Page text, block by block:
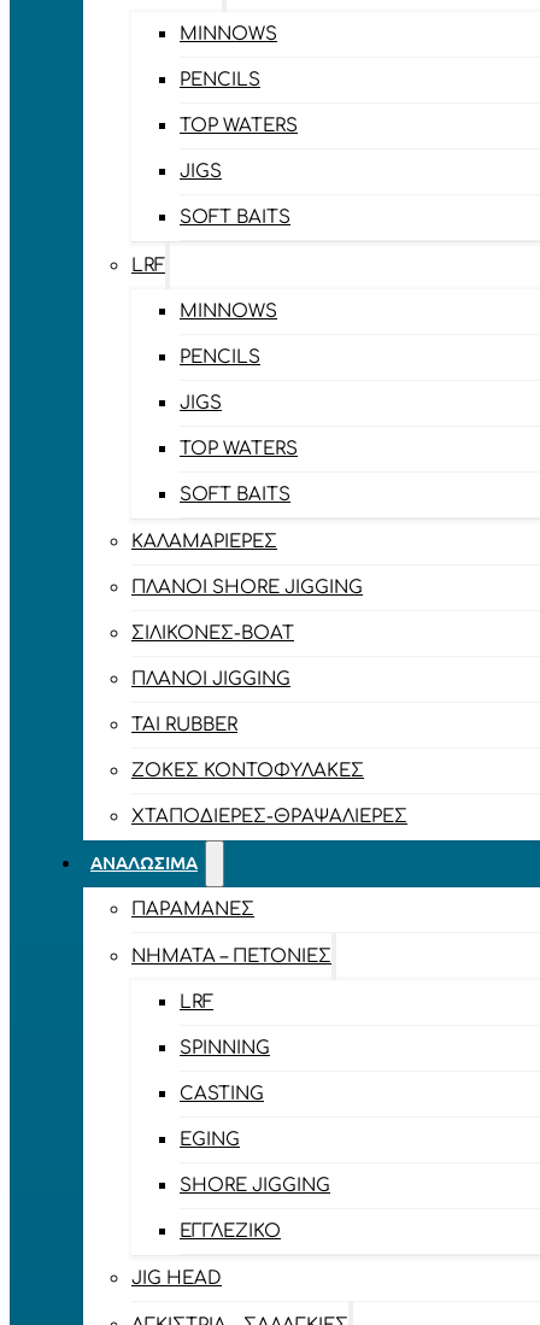
MINNOWS
PENCILS
TOP WATERS
JIGS
SOFT BAITS
LRF
MINNOWS
PENCILS
JIGS
TOP WATERS
SOFT BAITS
ΚΑΛΑΜΑΡΙΈΡΕΣ
ΠΛΆΝΟΙ SHORE JIGGING
ΣΙΛΙΚΌΝΕΣ-BOAT
ΠΛΆΝΟΙ JIGGING
TAI RUBBER
ΖΌΚΕΣ ΚΟΝΤΟΦΎΛΑΚΕΣ
ΧΤΑΠΟΔΙΈΡΕΣ-ΘΡΑΨΑΛΙΈΡΕΣ
ΑΝΑΛΏΣΙΜΑ
ΠΑΡΑΜΆΝΕΣ
ΝΉΜΑΤΑ – ΠΕΤΟΝΙΈΣ
LRF
SPINNING
CASTING
EGING
SHORE JIGGING
ΕΓΓΛΈΖΙΚΟ
JIG HEAD